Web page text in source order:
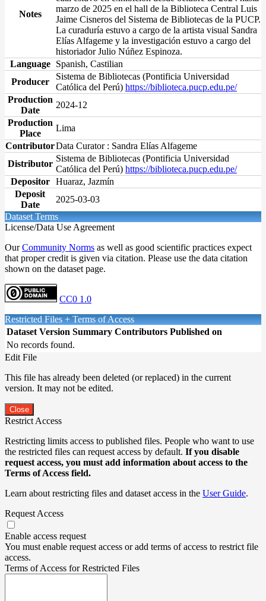
Notes
marzo de 2025 en el hall de la Biblioteca Central Luis
Jaime Cisneros del Sistema de Bibliotecas de la PUCP.
La curaduría estuvo a cargo de la artista visual Sandra
Elías Alfageme y la investigación estuvo a cargo del
historiador Julio Núñez Espinoza.
Language
Spanish, Castilian
Producer
Sistema de Bibliotecas (Pontificia Universidad
Católica del Perú) https://biblioteca.pucp.edu.pe/
Production
Date
2024-12
Production
Place
Lima
ContributorData Curator : Sandra Elías Alfageme
Distributor
Sistema de Bibliotecas (Pontificia Universidad
Católica del Perú) https://biblioteca.pucp.edu.pe/
Depositor
Huaraz, Jazmín
Deposit
Date
2025-03-03
Dataset Terms
License/Data Use Agreement
OurCommunity Norms as well as good scientific practices expect
that proper credit is given via citation. Please use the data citation
shown on the dataset page.
CC0 1.0
Restricted Files + Terms of Access
Dataset Version Summary Contributors Published on
No records found.
Edit File
This file has already been deleted (or replaced) in the current
version. It may not be edited.
Close
Restrict Access
Restricting limits access to published files. People who want to use
the restricted files can request access by default. If you disable
request access, you must add information about access to the
Terms of Access field.
Learn about restricting files and dataset access in the User Guide.
Request Access
Enable access request
You must enable request access or add terms of access to restrict file
access.
Terms of Access for Restricted Files